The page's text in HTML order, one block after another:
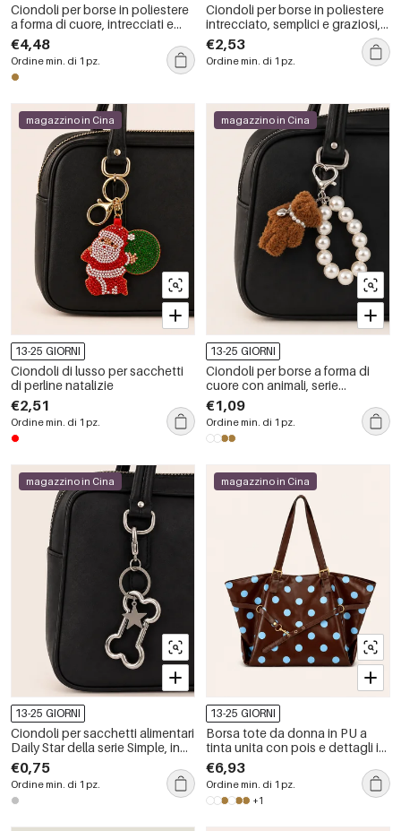
Ciondoli per borse in poliestere
a forma di cuore, intrecciati e
con un design semplice e
grazioso.
€4,48
Ordine min. di 1 pz.
Ciondoli per borse in poliestere
intrecciato, semplici e graziosi, a
tema natalizio, in colori misti.
€2,53
Ordine min. di 1 pz.
magazzino in Cina
13-25 GIORNI
Ciondoli di lusso per sacchetti
di perline natalizie
€2,51
Ordine min. di 1 pz.
magazzino in Cina
13-25 GIORNI
Ciondoli per borse a forma di
cuore con animali, serie
semplice e graziosa, con perline
e perle sintetiche.
€1,09
Ordine min. di 1 pz.
magazzino in Cina
13-25 GIORNI
Ciondoli per sacchetti alimentari
Daily Star della serie Simple, in
lega,
€0,75
Ordine min. di 1 pz.
magazzino in Cina
13-25 GIORNI
Borsa tote da donna in PU a
tinta unita con pois e dettagli in
metallo, stile casual.
€6,93
Ordine min. di 1 pz.
+1